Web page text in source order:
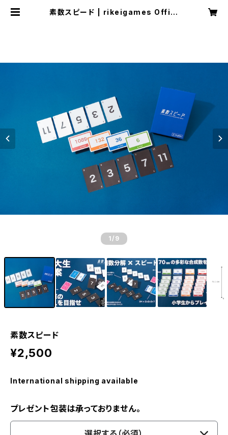
素数スピード | rikeigames Offici
1 /9
素数スピード
¥2,500
International shipping available
プレゼント包装は承っておりません。